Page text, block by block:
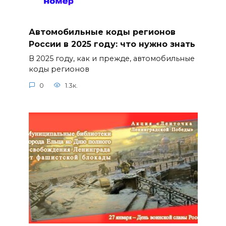
Автомобильные коды регионов
России в 2025 году: что нужно знать
В 2025 году, как и прежде, автомобильные
коды регионов
0 1.3к.